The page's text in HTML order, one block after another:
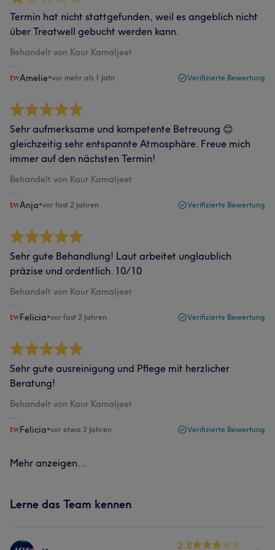
Termin hat nicht stattgefunden, weil es angeblich nicht
über Treatwell gebucht werden kann.
Behandelt von Kaur Kamaljeet
Amelie•vor mehr als 1 Jahr Verifizierte Bewertung
Sehr aufmerksame und kompetente Betreuung 😊
gleichzeitig sehr entspannte Atmosphäre. Freue mich
immer auf den nächsten Termin!
Behandelt von Kaur Kamaljeet
Anja•vor fast 2 Jahren Verifizierte Bewertung
Sehr gute Behandlung! Laut arbeitet unglaublich
präzise und ordentlich. 10/10
Behandelt von Kaur Kamaljeet
Felicia•vor fast 2 Jahren Verifizierte Bewertung
Sehr gute ausreinigung und Pflege mit herzlicher
Beratung!
Behandelt von Kaur Kamaljeet
Felicia•vor etwa 2 Jahren Verifizierte Bewertung
Mehr anzeigen...
Lerne das Team kennen
2.8